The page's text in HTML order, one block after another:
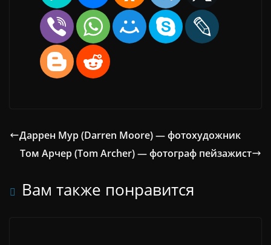
Даррен Мур (Darren Moore) — фотохудожник
Том Арчер (Tom Archer) — фотограф пейзажист
Вам также понравится